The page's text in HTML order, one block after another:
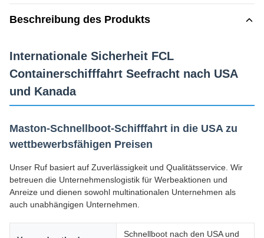
Beschreibung des Produkts
Internationale Sicherheit FCL
Containerschifffahrt Seefracht nach USA
und Kanada
Maston-Schnellboot-Schifffahrt in die USA zu
wettbewerbsfähigen Preisen
Unser Ruf basiert auf Zuverlässigkeit und Qualitätsservice. Wir
betreuen die Unternehmenslogistik für Werbeaktionen und
Anreize und dienen sowohl multinationalen Unternehmen als
auch unabhängigen Unternehmen.
Schnellboot nach den USA und